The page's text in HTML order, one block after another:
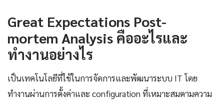
Great Expectations Post-
mortem Analysis คืออะไรและ
ทำงานอย่างไร
เป็นเทคโนโลยีที่ใช้ในการจัดการและพัฒนาระบบ IT โดย
ทำงานผ่านการตั้งค่าและ configuration ที่เหมาะสมตามความ